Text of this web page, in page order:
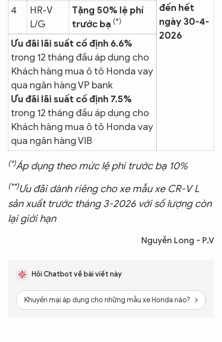
đến hết
ngày 30-4-
2026
4
HR-V
L/G
Tặng 50% lệ phí
trước bạ (*)
Ưu đãi lãi suất cố định 6.6%
trong 12 tháng đầu áp dụng cho
Khách hàng mua ô tô Honda vay
qua ngân hàng VP bank
Ưu đãi lãi suất cố định 7.5%
trong 12 tháng đầu áp dụng cho
Khách hàng mua ô tô Honda vay
qua ngân hàng VIB
(*)Áp dụng theo mức lệ phí trước bạ 10%
(**)Ưu đãi dành riêng cho xe mẫu xe CR-V L
sản xuất trước tháng 3-2026 với số lượng còn
lại giới hạn
Nguyễn Long - P.V
Hỏi Chatbot về bài viết này
Khuyến mại áp dụng cho những mẫu xe Honda nào?